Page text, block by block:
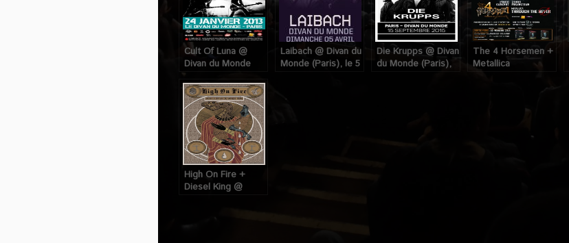
Cult Of Luna @
Divan du Monde
(Paris), le 24
Janvier 2013
Laibach @ Divan du
Monde (Paris), le 5
Die Krupps @ Divan
du Monde (Paris),
The 4 Horsemen +
Metallica
« Through The
High On Fire +
Diesel King @